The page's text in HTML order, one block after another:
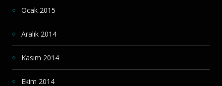
Ocak 2015
Aralık 2014
Kasım 2014
Ekim 2014